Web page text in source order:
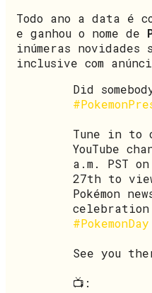
Todo ano a data é
e ganhou o nome de
inúmeras
inclusive com
Did
Tune in
YouTube
a.m. PST
27th to
Pokémon
#PokemonDay
See you
📺: